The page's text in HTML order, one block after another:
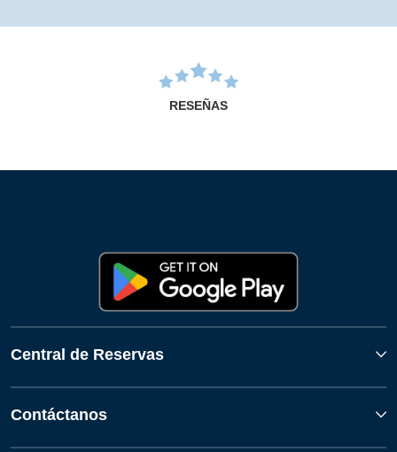
RESEÑAS
Central de Reservas
Contáctanos